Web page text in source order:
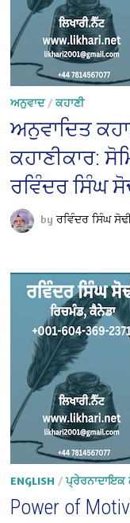
ਅਨੁਵਾਦ/ਕਹਾਣੀ
ਅਨੁਵਾਦਿਤ
ਕਹਾਣੀਕਾਰ:
ਰਵਿੰਦਰ ਸਿੰਘ
byਰਵਿੰਦਰ ਸਿੰਘ
ENGLISH /ਪ੍ਰੇਰਨਾਦਾਇਕ
Power of